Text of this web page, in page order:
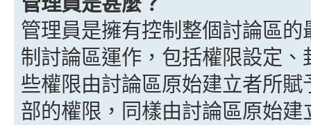
管理員是擁有控制整個討論區
制討論區運作，包括權限設定
些權限由討論區原始建立者所
部的權限，同樣由討論區原始建